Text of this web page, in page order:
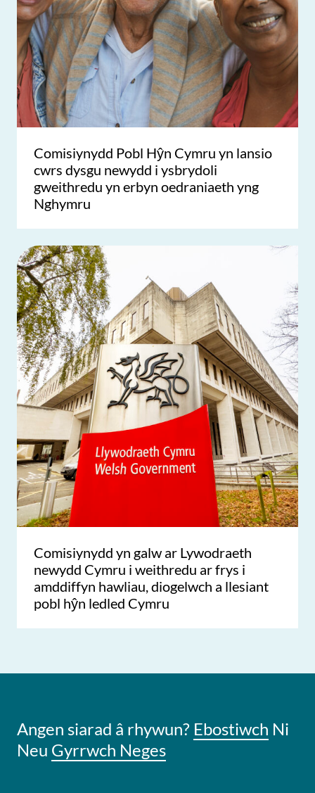
Comisiynydd Pobl Hŷn Cymru yn lansio
cwrs dysgu newydd i ysbrydoli
gweithredu yn erbyn oedraniaeth yng
Nghymru
Comisiynydd yn galw ar Lywodraeth
newydd Cymru i weithredu ar frys i
amddiffyn hawliau, diogelwch a llesiant
pobl hŷn ledled Cymru
Angen siarad â rhywun? Ebostiwch Ni
Neu Gyrrwch Neges